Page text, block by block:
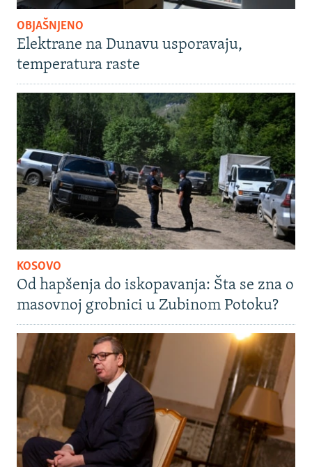
OBJAŠNJENO
Elektrane na Dunavu usporavaju,
temperatura raste
KOSOVO
Od hapšenja do iskopavanja: Šta se zna o
masovnoj grobnici u Zubinom Potoku?